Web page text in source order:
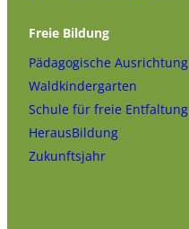
Freie Bildung
Pädagogische Ausrichtung
Waldkindergarten
Schule für freie Entfaltung
HerausBildung
Zukunftsjahr